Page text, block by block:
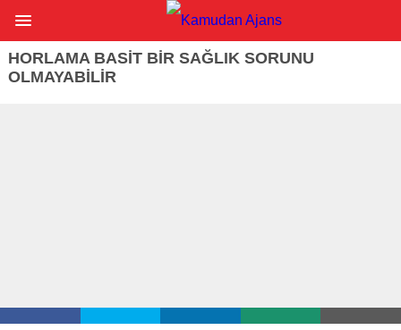
HORLAMA BASIT BIR SAĞLIK SORUNU
OLMAYABILIR